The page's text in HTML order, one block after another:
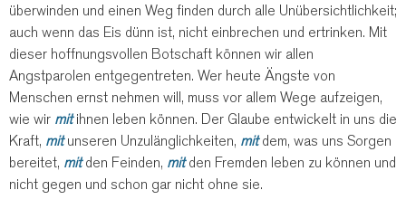
überwinden und einen Weg finden durch alle Unübersichtlichkeit;
auch wenn das Eis dünn ist, nicht einbrechen und ertrinken. Mit
dieser hoffnungsvollen Botschaft können wir allen
Angstparolen entgegentreten. Wer heute Ängste von
Menschen ernst nehmen will, muss vor allem Wege aufzeigen,
wie wir mitihnen leben können. Der Glaube entwickelt in uns die
Kraft, mitunseren Unzulänglichkeiten, mitdem, was uns Sorgen
bereitet, mitden Feinden, mitden Fremden leben zu können und
nicht gegen und schon gar nicht ohne sie.